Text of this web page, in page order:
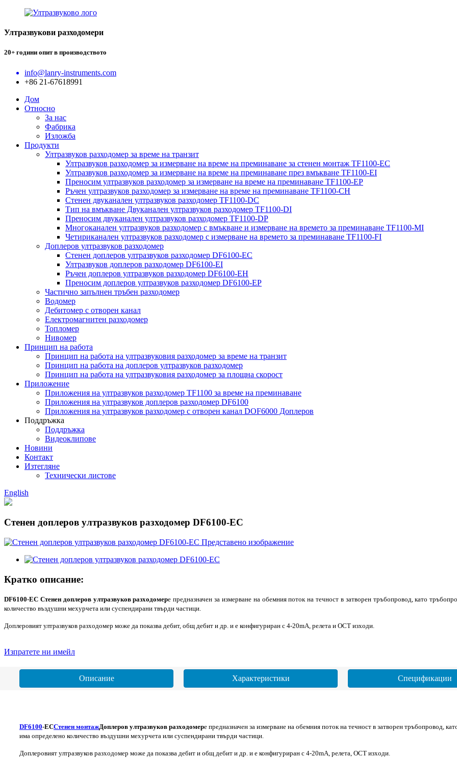
Ултразвукови разходомери
20+ години опит в производството
info@lanry-instruments.com
+86 21-67618991
Дом
Относно
За нас
Фабрика
Изложба
Продукти
Ултразвуков разходомер за време на транзит
Ултразвуков разходомер за измерване на време на преминаване за стенен монтаж TF1100-EC
Ултразвуков разходомер за измерване на време на преминаване през вмъкване TF1100-EI
Преносим ултразвуков разходомер за измерване на време на преминаване TF1100-EP
Ръчен ултразвуков разходомер за измерване на време на преминаване TF1100-CH
Стенен двуканален ултразвуков разходомер TF1100-DC
Тип на вмъкване Двуканален ултразвуков разходомер TF1100-DI
Преносим двуканален ултразвуков разходомер TF1100-DP
Многоканален ултразвуков разходомер с вмъкване и измерване на времето за преминаване TF1100-MI
Четириканален ултразвуков разходомер с измерване на времето за преминаване TF1100-FI
Доплеров ултразвуков разходомер
Стенен доплеров ултразвуков разходомер DF6100-EC
Ултразвуков доплеров разходомер DF6100-EI
Ръчен доплеров ултразвуков разходомер DF6100-EH
Преносим доплеров ултразвуков разходомер DF6100-EP
Частично запълнен тръбен разходомер
Водомер
Дебитомер с отворен канал
Електромагнитен разходомер
Топломер
Нивомер
Принцип на работа
Принцип на работа на ултразвуковия разходомер за време на транзит
Принцип на работа на доплеров ултразвуков разходомер
Принцип на работа на ултразвуковия разходомер за площна скорост
Приложение
Приложения на ултразвуков разходомер TF1100 за време на преминаване
Приложения на ултразвуков доплеров разходомер DF6100
Приложения на ултразвуков разходомер с отворен канал DOF6000 Доплеров
Поддръжка
Поддръжка
Видеоклипове
Новини
Контакт
Изтегляне
Технически листове
English
Стенен доплеров ултразвуков разходомер DF6100-EC
Кратко описание:
DF6100-EC Стенен доплеров ултразвуков разходомере предназначен за измерване на обемния поток на течност в затворен тръбопровод, като
количество въздушни мехурчета или суспендирани твърди частици.
Доплеровият ултразвуков разходомер може да показва дебит, общ дебит и др. и е конфигуриран с 4-20mA, релета и OCT изходи.
Изпратете ни имейл
Описание Характеристики Спецификации
DF6100-ECСтенен монтажДоплеров ултразвуков разходомере предназначен за измерване на обемния поток на течност в затворен тръбопровод,
има определено количество въздушни мехурчета или суспендирани твърди частици.
Доплеровият ултразвуков разходомер може да показва дебит и общ дебит и др. и е конфигуриран с 4-20mA, релета, OCT изходи.